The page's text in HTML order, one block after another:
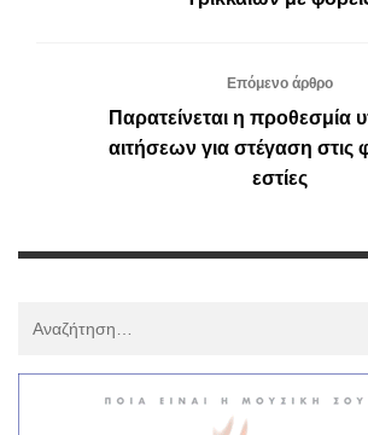
Επόμενο άρθρο
Παρατείνεται η προθεσμία
αιτήσεων για στέγαση στις
εστίες
: